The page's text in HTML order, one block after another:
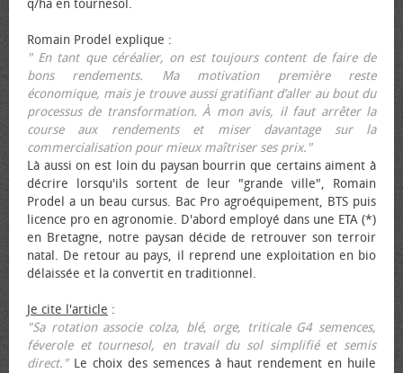
q/ha en tournesol.
Romain Prodel explique :
" En tant que céréalier, on est toujours content de faire de
bons rendements. Ma motivation première reste
économique, mais je trouve aussi gratifiant d’aller au bout du
processus de transformation. À mon avis, il faut arrêter la
course aux rendements et miser davantage sur la
commercialisation pour mieux maîtriser ses prix."
Là aussi on est loin du paysan bourrin que certains aiment à
décrire lorsqu'ils sortent de leur "grande ville", Romain
Prodel a un beau cursus. Bac Pro agroéquipement, BTS puis
licence pro en agronomie. D'abord employé dans une ETA (*)
en Bretagne, notre paysan décide de retrouver son terroir
natal. De retour au pays, il reprend une exploitation en bio
délaissée et la convertit en traditionnel.
Je cite l'article :
"Sa rotation associe colza, blé, orge, triticale G4 semences,
féverole et tournesol, en travail du sol simplifié et semis
direct."Le choix des semences à haut rendement en huile